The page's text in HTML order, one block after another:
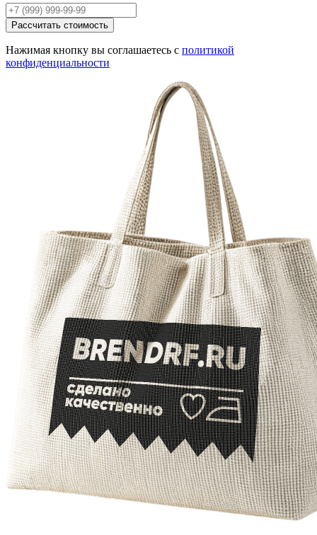
Рассчитать стоимость
Нажимая кнопку вы соглашаетесь с политикой
конфиденциальности